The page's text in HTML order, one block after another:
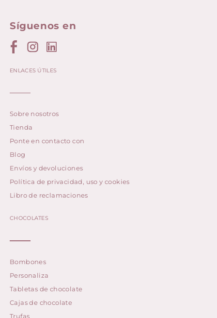
Síguenos en
ENLACES ÚTILES
Sobre nosotros
Tienda
Ponte en contacto con
Blog
Envíos y devoluciones
Política de privacidad, uso y cookies
Libro de reclamaciones
CHOCOLATES
Bombones
Personaliza
Tabletas de chocolate
Cajas de chocolate
Trufas